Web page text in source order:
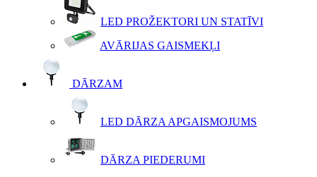
LED PROŽEKTORI UN STATĪVI
AVĀRIJAS GAISMEKĻI
DĀRZAM
LED DĀRZA APGAISMOJUMS
DĀRZA PIEDERUMI